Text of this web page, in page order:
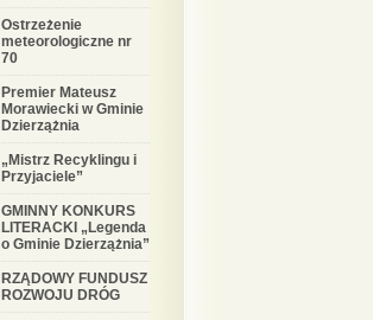
Ostrzeżenie
meteorologiczne nr
70
Premier Mateusz
Morawiecki w Gminie
Dzierzążnia
„Mistrz Recyklingu i
Przyjaciele”
GMINNY KONKURS
LITERACKI „Legenda
o Gminie Dzierzążnia”
RZĄDOWY FUNDUSZ
ROZWOJU DRÓG